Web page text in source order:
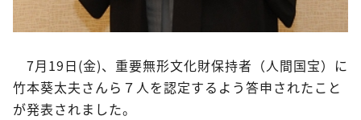
7月19日(金)、重要無形文化財保持者（人間国宝）に
竹本葵太夫さんら７人を認定するよう答申されたこと
が発表されました。